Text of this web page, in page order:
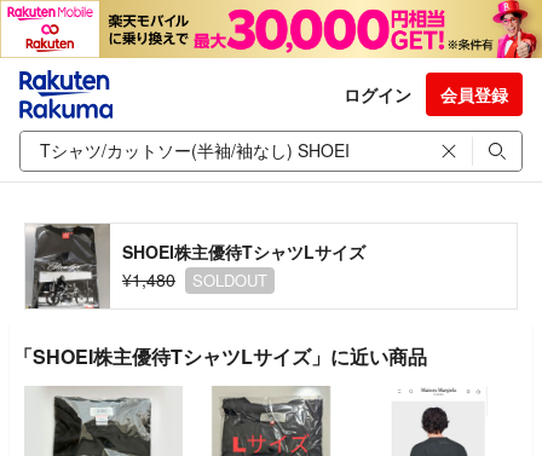
ログイン 会員登録
SHOEI株主優待TシャツLサイズ
¥1,480
SOLDOUT
「SHOEI株主優待TシャツLサイズ」に近い商品